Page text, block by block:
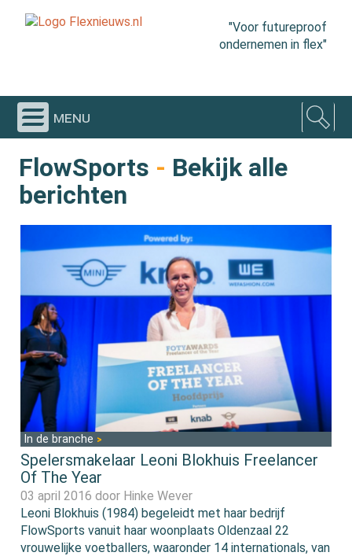
"Voor futureproof
ondernemen in flex"
menu
FlowSports - Bekijk alle
berichten
In de branche
Spelersmakelaar Leoni Blokhuis Freelancer
Of The Year
03 april 2016 door Hinke Wever
Leoni Blokhuis (1984) begeleidt met haar bedrijf
FlowSports vanuit haar woonplaats Oldenzaal 22
vrouwelijke voetballers, waaronder 14 internationals, van